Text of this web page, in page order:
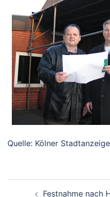
Quelle: Kölner
Festnahme nach